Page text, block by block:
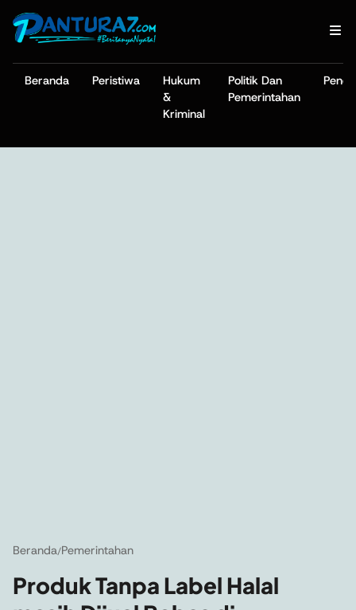
Beranda Peristiwa
Hukum
&
Kriminal
Politik Dan
Pemerintahan
Beranda/Pemerintahan
Produk Tanpa Label Halal